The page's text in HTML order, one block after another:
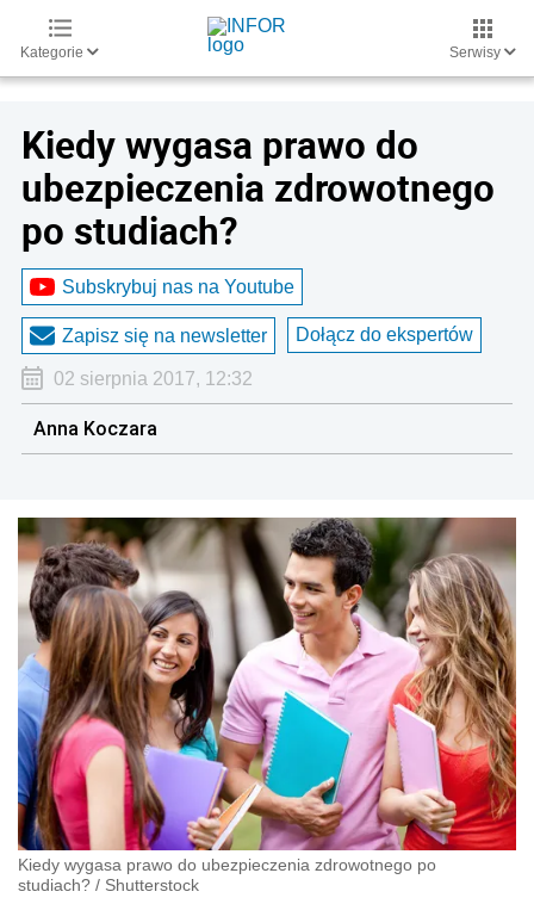
Kategorie Serwisy
Kiedy wygasa prawo do
ubezpieczenia zdrowotnego
po studiach?
Subskrybuj nas na Youtube
Zapisz się na newsletter Dołącz do ekspertów
02 sierpnia 2017, 12:32
Anna Koczara
Kiedy wygasa prawo do ubezpieczenia zdrowotnego po
studiach? / Shutterstock